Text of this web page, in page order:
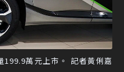
萬元上市。 記者黃俐嘉